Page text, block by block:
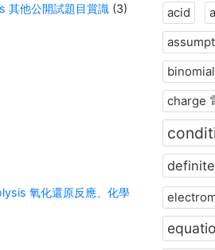
易帶負電。為了理解原因，科學
進的儀器在奈米尺度下觀察這些
材料表面的微小變化在這一過程
鍵角色。 如果你熱愛物理，這正
探索的好機會！也許有一天，你
成為教科書中的新內容。說不定
開科學界的下一個重大謎題！ 連
https://www.eurekalert.org/
他公開試題目賞識 (3)
氧化還原反應、化學
acid
charge